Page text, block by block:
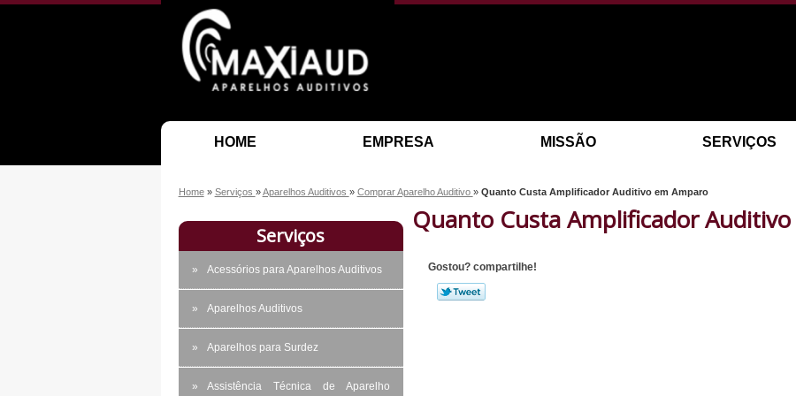
HOME EMPRESA MISSÃO SERVIÇOS
Home » Serviços »Aparelhos Auditivos » Comprar Aparelho Auditivo » Quanto Custa Amplificador Auditivo em Amparo
Serviços
Acessórios para Aparelhos Auditivos
Aparelhos Auditivos
Aparelhos para Surdez
Assistência Técnica de Aparelho
Quanto Custa Amplificador
Gostou? compartilhe!